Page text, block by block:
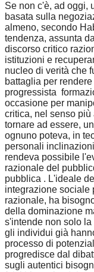
Se non c'è, ad oggi,
basata sulla
almeno, secondo
tendenza, assunta
discorso critico
istituzioni e
nucleo di verità che
battaglia per
progressista
occasione per
critica, nel senso più
tornare ad essere,
ognuno poteva, in
personali
rendeva possibile
razionale del
pubblica . L'ideale
integrazione sociale
razionale, ha
della dominazione
s'intende non solo
gli individui già
processo di
progredisce dal
sugli autentici